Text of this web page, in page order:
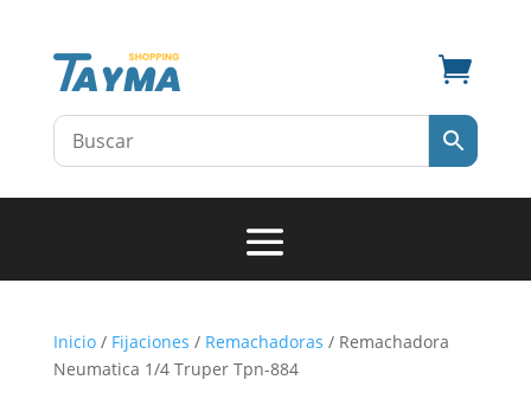

Inicio/ Fijaciones / Remachadoras / Remachadora
Neumatica 1/4 Truper Tpn-884